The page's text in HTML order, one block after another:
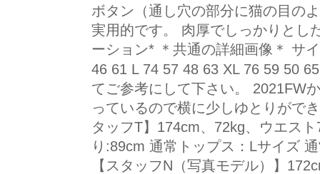
ボタン（通し穴の部分に猫の目の
実用的です。 肉厚でしっかりとし
ーション* ＊共通の詳細画像＊ サ
46 61 L 74 57 48 63 XL 76 59 50
てご参考にして下さい。 2021FW
っているので横に少しゆとりがで
タッフT】174cm、72kg、ウエス
り:89cm 通常トップス：Lサイズ
【スタッフN（写真モデル）】